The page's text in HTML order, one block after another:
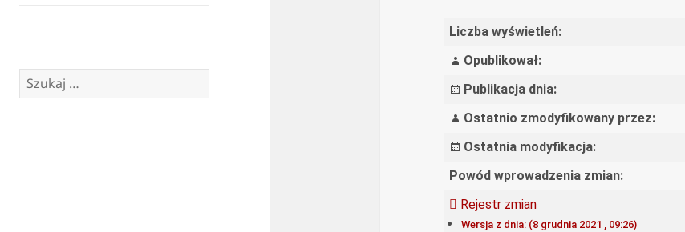
Szukaj:
Liczba wyświetleń:
Opublikował:
Publikacja dnia:
Ostatnio zmodyfikowany przez:
Ostatnia modyfikacja:
Powód wprowadzenia zmian:
Rejestr zmian
Wersja z dnia: (8 grudnia 2021 , 09:26)